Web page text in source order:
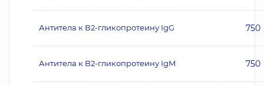
Антитела к В2-гликопротеину IgG 750
Антитела к В2-гликопротеину IgМ 750